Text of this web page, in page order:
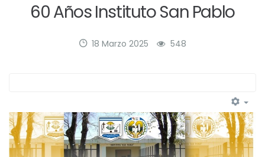
60 Años Instituto San Pablo
18 Marzo 2025 548